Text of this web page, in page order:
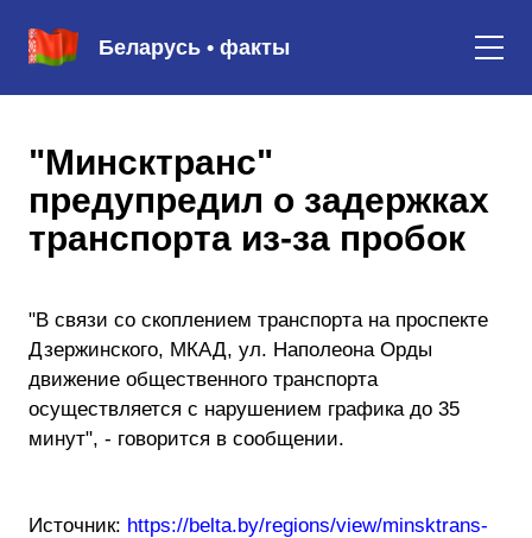
Беларусь • факты
"Минсктранс"
предупредил о задержках
транспорта из-за пробок
"В связи со скоплением транспорта на проспекте
Дзержинского, МКАД, ул. Наполеона Орды
движение общественного транспорта
осуществляется с нарушением графика до 35
минут", - говорится в сообщении.
Источник: https://belta.by/regions/view/minsktrans-